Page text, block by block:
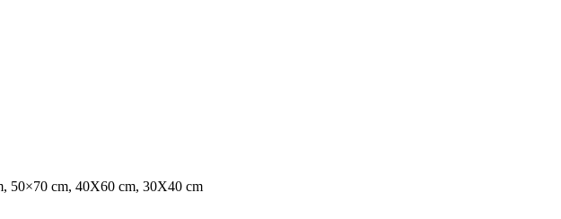
50×70 cm, 40X60 cm, 30X40 cm